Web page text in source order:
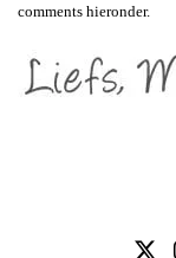
comments hieronder.